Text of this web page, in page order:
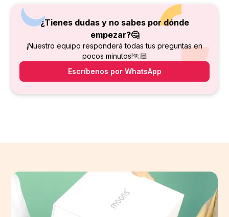
¿Tienes dudas y no sabes por dónde
empezar?🤔
¡Nuestro equipo responderá todas tus preguntas en
pocos minutos!🏃🏻
Escríbenos por WhatsApp